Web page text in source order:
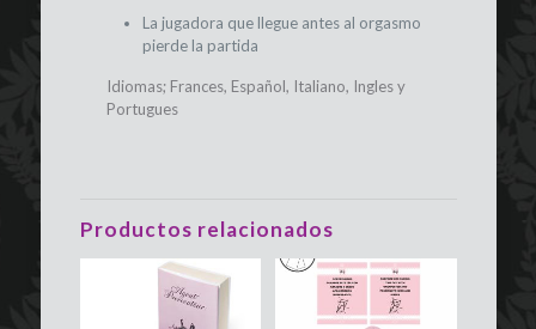
La jugadora que llegue antes al orgasmo
pierde la partida
Idiomas; Frances, Español, Italiano, Ingles y
Portugues
Productos relacionados